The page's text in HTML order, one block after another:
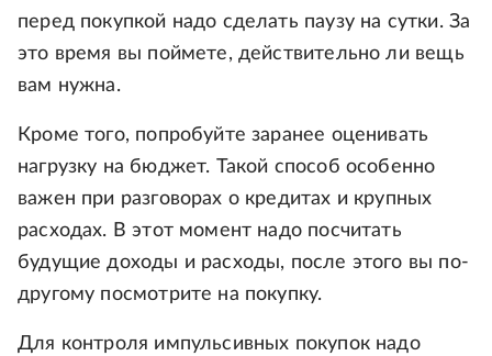
перед покупкой надо сделать паузу на сутки. За
это время вы поймете, действительно ли вещь
вам нужна.
Кроме того, попробуйте заранее оценивать
нагрузку на бюджет. Такой способ особенно
важен при разговорах о кредитах и крупных
расходах. В этот момент надо посчитать
будущие доходы и расходы, после этого вы по-
другому посмотрите на покупку.
Для контроля импульсивных покупок надо